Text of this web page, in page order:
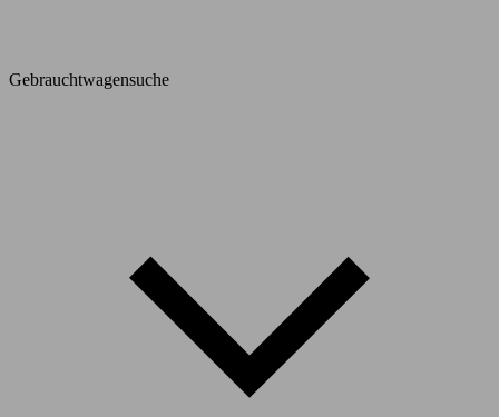
Gebrauchtwagensuche